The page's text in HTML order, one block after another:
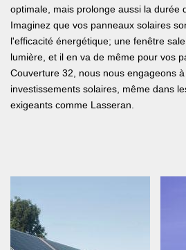
optimale, mais prolonge aussi la durée
Imaginez que vos panneaux solaires
l'efficacité énergétique; une fenêtre
lumière, et il en va de même pour vos
Couverture 32, nous nous engageons
investissements solaires, même dans
exigeants comme Lasseran.